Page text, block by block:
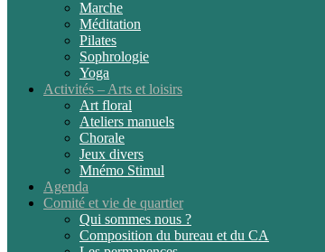
Marche
Méditation
Pilates
Sophrologie
Yoga
Activités – Arts et loisirs
Art floral
Ateliers manuels
Chorale
Jeux divers
Mnémo Stimul
Agenda
Comité et vie de quartier
Qui sommes nous ?
Composition du bureau et du CA